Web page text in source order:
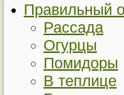
Правильный
Рассада
Огурцы
Помидоры
В теплице